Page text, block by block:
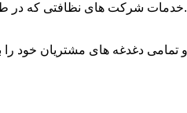
شرکت های نظافتی که در
دغدغه های مشتریان خود را